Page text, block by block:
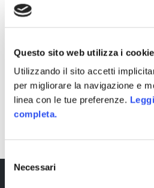
Questo sito web utilizza i cookie
Utilizzando il sito accetti
per migliorare la navigazione e
linea con le tue preferenze.
completa.
delNecessari
SHARE